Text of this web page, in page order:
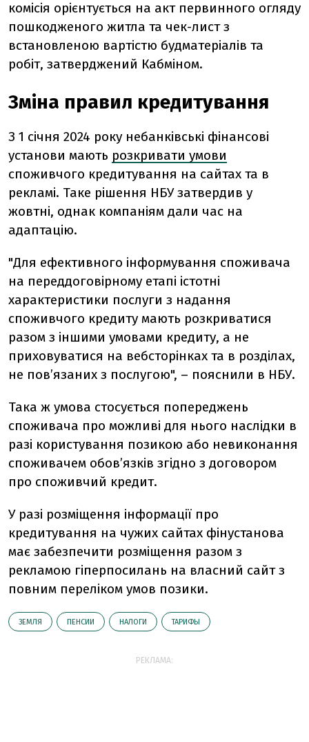
комісія орієнтується на акт первинного огляду
пошкодженого житла та чек-лист з
встановленою вартістю будматеріалів та
робіт, затверджений Кабміном.
Зміна правил кредитування
З 1 січня 2024 року небанківські фінансові
установи мають розкривати умови
споживчого кредитування на сайтах та в
рекламі. Таке рішення НБУ затвердив у
жовтні, однак компаніям дали час на
адаптацію.
"Для ефективного інформування споживача
на переддоговірному етапі істотні
характеристики послуги з надання
споживчого кредиту мають розкриватися
разом з іншими умовами кредиту, а не
приховуватися на вебсторінках та в розділах,
не пов’язаних з послугою", – пояснили в НБУ.
Така ж умова стосується попереджень
споживача про можливі для нього наслідки в
разі користування позикою або невиконання
споживачем обов’язків згідно з договором
про споживчий кредит.
У разі розміщення інформації про
кредитування на чужих сайтах фінустанова
має забезпечити розміщення разом з
рекламою гіперпосилань на власний сайт з
повним переліком умов позики.
ЗЕМЛЯ ПЕНСИИ НАЛОГИ ТАРИФЫ
РЕКЛАМА: